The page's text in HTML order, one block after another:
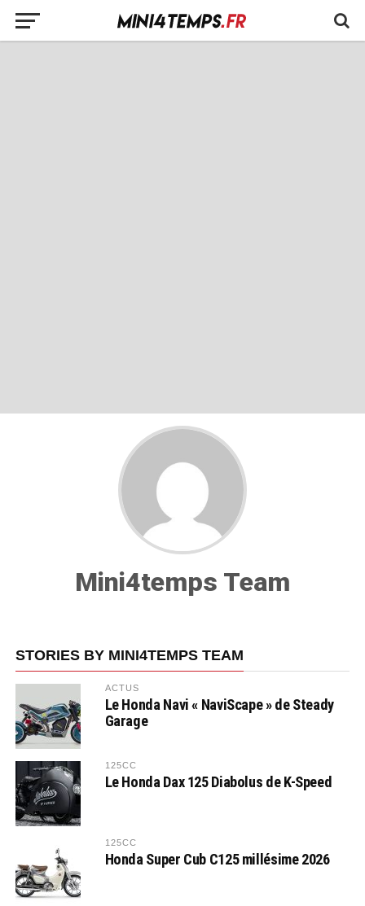
Mini4temps Team
STORIES BY MINI4TEMPS TEAM
ACTUS
Le Honda Navi « NaviScape » de Steady
Garage
125CC
Le Honda Dax 125 Diabolus de K-Speed
125CC
Honda Super Cub C125 millésime 2026